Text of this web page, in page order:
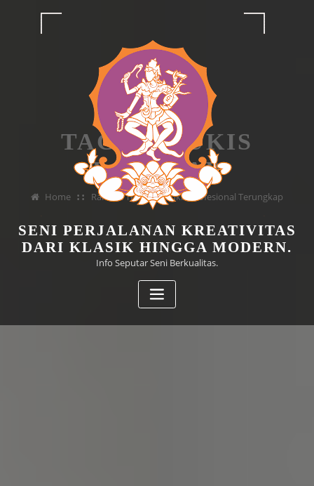
SENI PERJALANAN KREATIVITAS
DARI KLASIK HINGGA MODERN.
Info Seputar Seni Berkualitas.
TAG MELUKIS
LANSKAP
Home Rahasia Teknik Melukis Profesional Terungkap